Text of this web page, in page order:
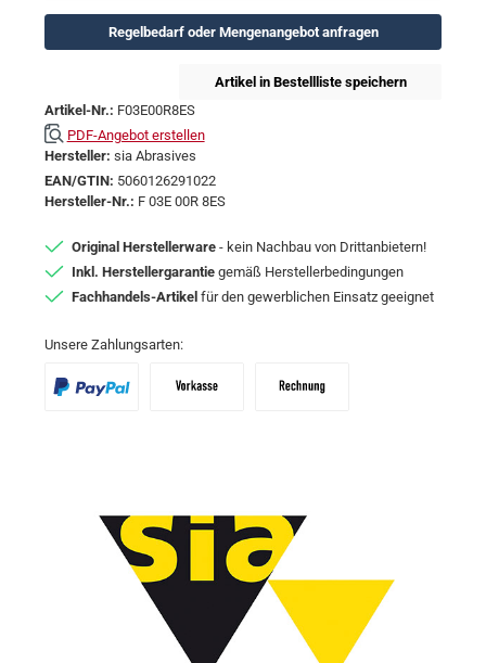
Regelbedarf oder Mengenangebot anfragen
Artikel in Bestellliste speichern
Artikel-Nr.: F03E00R8ES
PDF-Angebot erstellen
Hersteller: sia Abrasives
EAN/GTIN: 5060126291022
Hersteller-Nr.: F 03E 00R 8ES
Original Herstellerware - kein Nachbau von Drittanbietern!
Inkl. Herstellergarantie gemäß Herstellerbedingungen
Fachhandels-Artikel für den gewerblichen Einsatz geeignet
Unsere Zahlungsarten: